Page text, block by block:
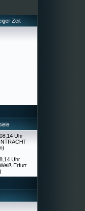
Zeit
Uhr
Uhr
Erfurt